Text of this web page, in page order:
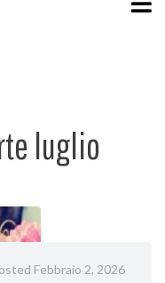
luglio
Febbraio 2, 2026